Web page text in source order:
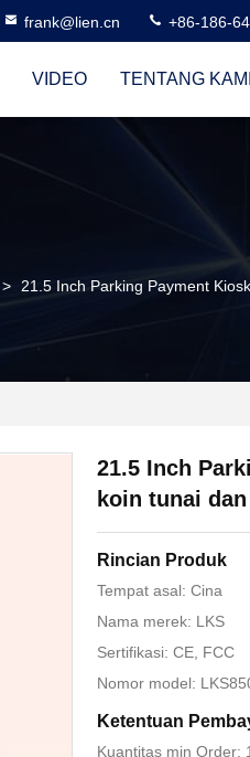
frank@lien.cn +86-186-
VIDEO TENTANG KAMI
> 21.5 Inch Parking Payment
21.5 Inch
koin tunai
Rincian Produk
Tempat asal: Cina
Nama merek: LKS
Sertifikasi: CE, FCC
Nomor model:
Ketentuan
Kuantitas min Order: